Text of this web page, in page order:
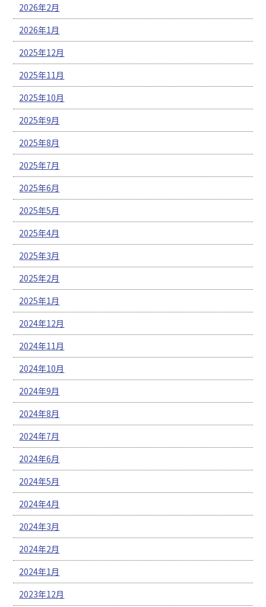
2026年2月
2026年1月
2025年12月
2025年11月
2025年10月
2025年9月
2025年8月
2025年7月
2025年6月
2025年5月
2025年4月
2025年3月
2025年2月
2025年1月
2024年12月
2024年11月
2024年10月
2024年9月
2024年8月
2024年7月
2024年6月
2024年5月
2024年4月
2024年3月
2024年2月
2024年1月
2023年12月